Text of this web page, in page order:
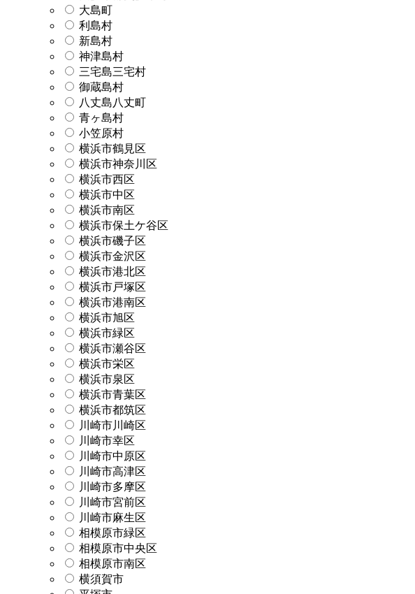
大島町
利島村
新島村
神津島村
三宅島三宅村
御蔵島村
八丈島八丈町
青ヶ島村
小笠原村
横浜市鶴見区
横浜市神奈川区
横浜市西区
横浜市中区
横浜市南区
横浜市保土ケ谷区
横浜市磯子区
横浜市金沢区
横浜市港北区
横浜市戸塚区
横浜市港南区
横浜市旭区
横浜市緑区
横浜市瀬谷区
横浜市栄区
横浜市泉区
横浜市青葉区
横浜市都筑区
川崎市川崎区
川崎市幸区
川崎市中原区
川崎市高津区
川崎市多摩区
川崎市宮前区
川崎市麻生区
相模原市緑区
相模原市中央区
相模原市南区
横須賀市